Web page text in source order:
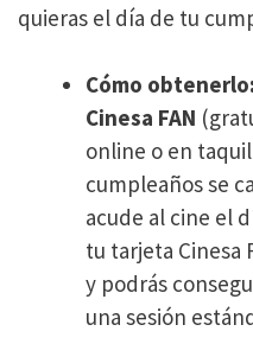
quieras el día de tu
Cómo obtenerlo:
Cinesa FAN
online o en
cumpleaños se
acude al cine el
tu tarjeta Cinesa
y podrás
una sesión